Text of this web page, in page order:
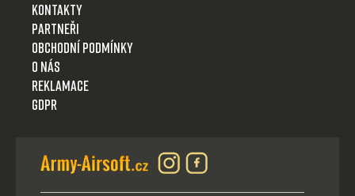
Kontakty
Partneři
Obchodní podmínky
O nás
Reklamace
GDPR